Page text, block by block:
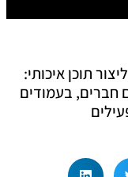
תוכן איכותי:
בעמודים